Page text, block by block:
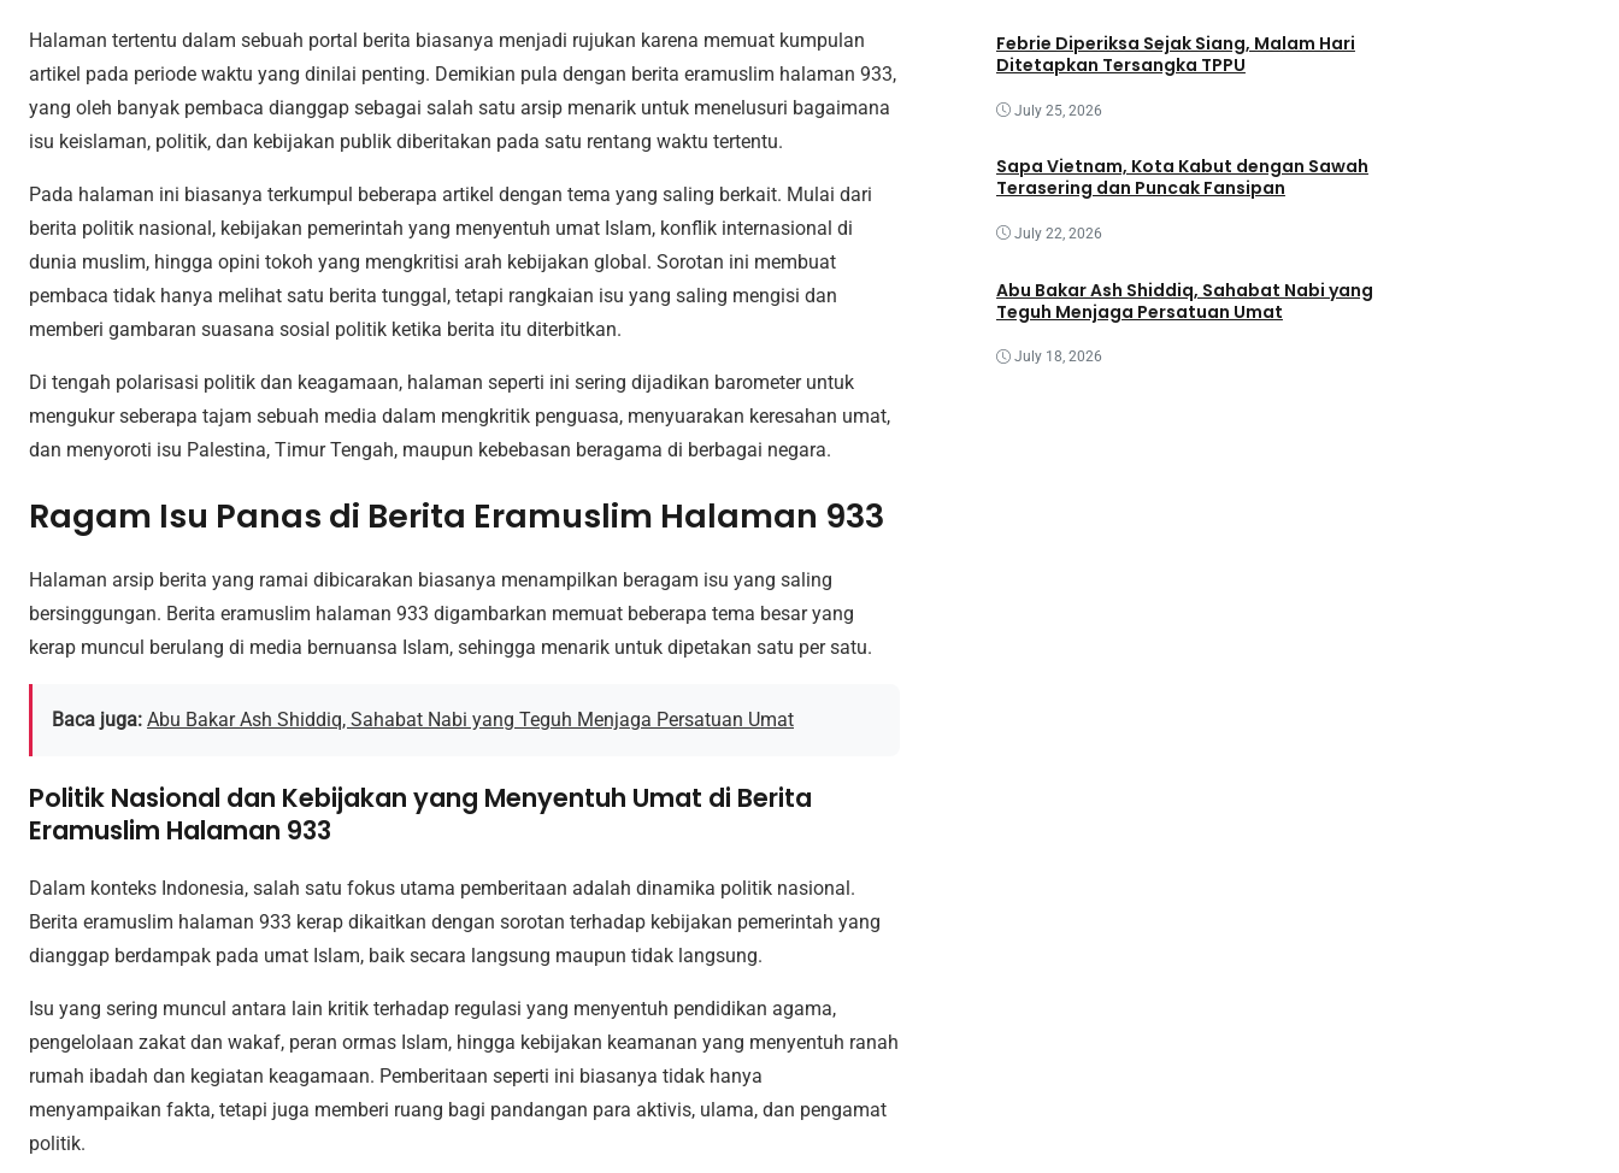
Halaman tertentu dalam sebuah portal berita biasanya menjadi rujukan karena memuat kumpulan
artikel pada periode waktu yang dinilai penting. Demikian pula dengan berita eramuslim halaman 933,
yang oleh banyak pembaca dianggap sebagai salah satu arsip menarik untuk menelusuri bagaimana
isu keislaman, politik, dan kebijakan publik diberitakan pada satu rentang waktu tertentu.
Pada halaman ini biasanya terkumpul beberapa artikel dengan tema yang saling berkait. Mulai dari
berita politik nasional, kebijakan pemerintah yang menyentuh umat Islam, konflik internasional di
dunia muslim, hingga opini tokoh yang mengkritisi arah kebijakan global. Sorotan ini membuat
pembaca tidak hanya melihat satu berita tunggal, tetapi rangkaian isu yang saling mengisi dan
memberi gambaran suasana sosial politik ketika berita itu diterbitkan.
Di tengah polarisasi politik dan keagamaan, halaman seperti ini sering dijadikan barometer untuk
mengukur seberapa tajam sebuah media dalam mengkritik penguasa, menyuarakan keresahan umat,
dan menyoroti isu Palestina, Timur Tengah, maupun kebebasan beragama di berbagai negara.
Ragam Isu Panas di Berita Eramuslim Halaman 933
Halaman arsip berita yang ramai dibicarakan biasanya menampilkan beragam isu yang saling
bersinggungan. Berita eramuslim halaman 933 digambarkan memuat beberapa tema besar yang
kerap muncul berulang di media bernuansa Islam, sehingga menarik untuk dipetakan satu per satu.
Baca juga: Abu Bakar Ash Shiddiq, Sahabat Nabi yang Teguh Menjaga Persatuan Umat
Politik Nasional dan Kebijakan yang Menyentuh Umat di Berita
Eramuslim Halaman 933
Dalam konteks Indonesia, salah satu fokus utama pemberitaan adalah dinamika politik nasional.
Berita eramuslim halaman 933 kerap dikaitkan dengan sorotan terhadap kebijakan pemerintah yang
dianggap berdampak pada umat Islam, baik secara langsung maupun tidak langsung.
Isu yang sering muncul antara lain kritik terhadap regulasi yang menyentuh pendidikan agama,
pengelolaan zakat dan wakaf, peran ormas Islam, hingga kebijakan keamanan yang menyentuh ranah
rumah ibadah dan kegiatan keagamaan. Pemberitaan seperti ini biasanya tidak hanya
menyampaikan fakta, tetapi juga memberi ruang bagi pandangan para aktivis, ulama, dan pengamat
politik.
Febrie Diperiksa Sejak Siang, Malam Hari
Ditetapkan Tersangka TPPU
July 25, 2026
Sapa Vietnam, Kota Kabut dengan Sawah
Terasering dan Puncak Fansipan
July 22, 2026
Abu Bakar Ash Shiddiq, Sahabat Nabi yang
Teguh Menjaga Persatuan Umat
July 18, 2026